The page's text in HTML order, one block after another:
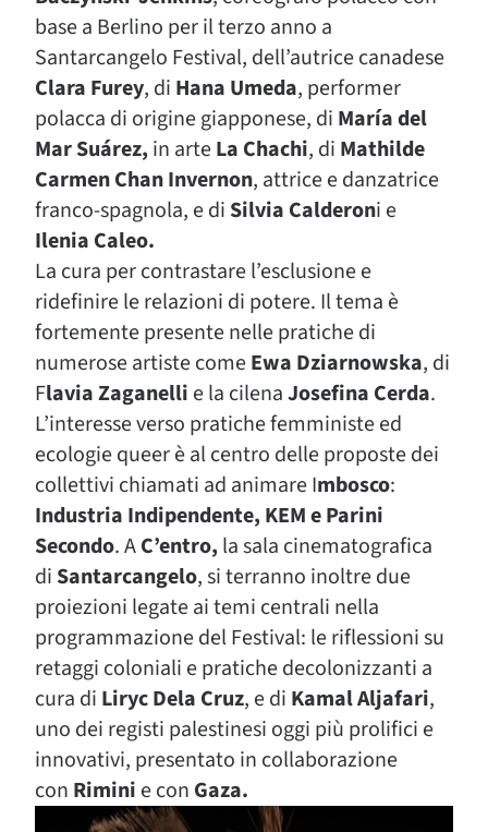
base a Berlino per il terzo anno a
Santarcangelo Festival, dell’autrice canadese
Clara Furey, di Hana Umeda, performer
polacca di origine giapponese, di María del
Mar Suárez, in arteLa Chachi, di Mathilde
Carmen Chan Invernon, attrice e danzatrice
franco-spagnola, e di Silvia Calderoni e
Ilenia Caleo.
La cura per contrastare l’esclusione e
ridefinire le relazioni di potere. Il tema è
fortemente presente nelle pratiche di
numerose artiste comeEwa Dziarnowska, di
Flavia Zaganelli e la cilenaJosefina Cerda.
L’interesse verso pratiche femministe ed
ecologie queer è al centro delle proposte dei
collettivi chiamati ad animare Imbosco:
Industria Indipendente, KEM e Parini
Secondo. AC’entro, la sala cinematografica
di Santarcangelo, si terranno inoltre due
proiezioni legate ai temi centrali nella
programmazione del Festival: le riflessioni su
retaggi coloniali e pratiche decolonizzanti a
cura di Liryc Dela Cruz, e di Kamal Aljafari,
uno dei registi palestinesi oggi più prolifici e
innovativi, presentato in collaborazione
con Rimini e con Gaza.